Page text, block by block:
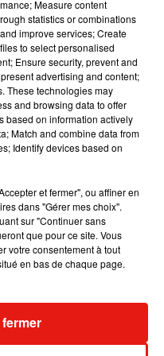
à la vie de chatelain
clip
enfin le remix de « Love
Kylie Minogue
dévoilent le single le plus
Measure content
statistics or combinations
improve services; Create
to select personalised
Ensure security, prevent and
advertising and content;
These technologies may
and browsing data to offer
based on information actively
Match and combine data from
Identify devices based on
et fermer", ou affiner en
dans "Gérer mes choix".
sur "Continuer sans
que pour ce site. Vous
votre consentement à tout
en bas de chaque page.